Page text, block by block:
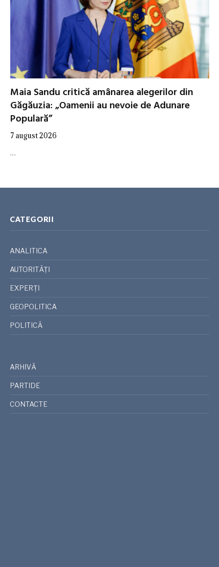
Maia Sandu critică amânarea alegerilor din
Găgăuzia: „Oamenii au nevoie de Adunare
Populară”
7 august 2026
…
CATEGORII
ANALITICA
AUTORITĂȚI
EXPERȚI
GEOPOLITICA
POLITICĂ
ARHIVĂ
PARTIDE
CONTACTE